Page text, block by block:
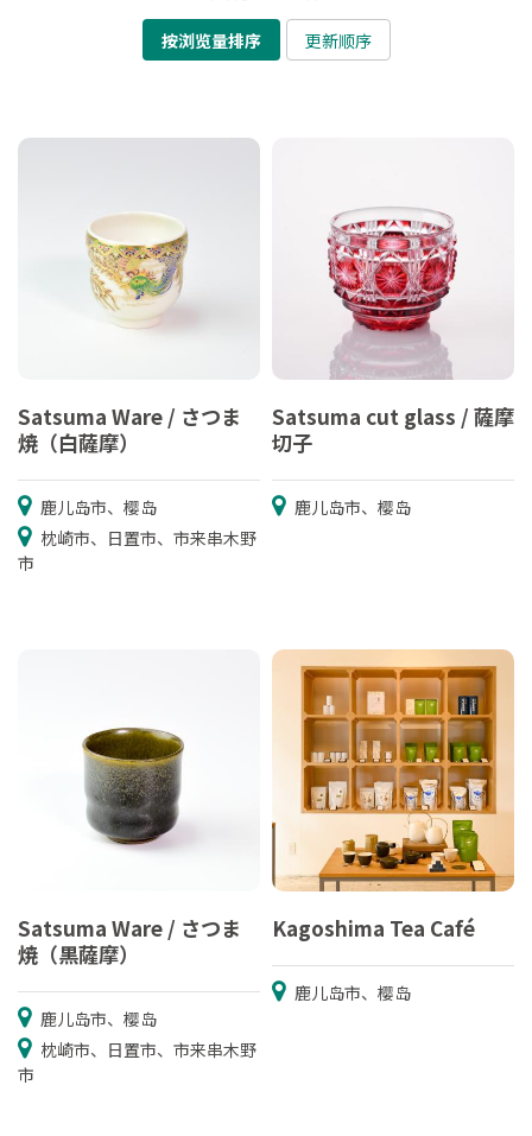
按浏览量排序 更新顺序
Satsuma Ware / さつま
焼（白薩摩）
鹿儿岛市、樱岛
枕崎市、日置市、市来串木野
市
Satsuma cut glass / 薩摩
切子
鹿儿岛市、樱岛
Satsuma Ware / さつま
焼（黒薩摩）
鹿儿岛市、樱岛
枕崎市、日置市、市来串木野
市
Kagoshima Tea Café
鹿儿岛市、樱岛